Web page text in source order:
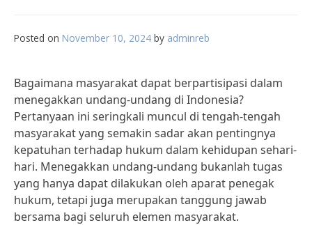
Posted on November 10, 2024 by adminreb
Bagaimana masyarakat dapat berpartisipasi dalam
menegakkan undang-undang di Indonesia?
Pertanyaan ini seringkali muncul di tengah-tengah
masyarakat yang semakin sadar akan pentingnya
kepatuhan terhadap hukum dalam kehidupan sehari-
hari. Menegakkan undang-undang bukanlah tugas
yang hanya dapat dilakukan oleh aparat penegak
hukum, tetapi juga merupakan tanggung jawab
bersama bagi seluruh elemen masyarakat.